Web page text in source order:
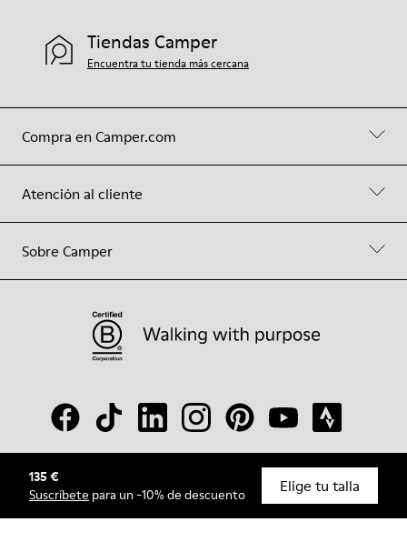
135 €
Suscríbete para un -10% de descuento Elige tu talla
Compra en Camper.com
Atención al cliente
Sobre Camper
Tiendas Camper
Encuentra tu tienda más cercana
© Camper, 2026